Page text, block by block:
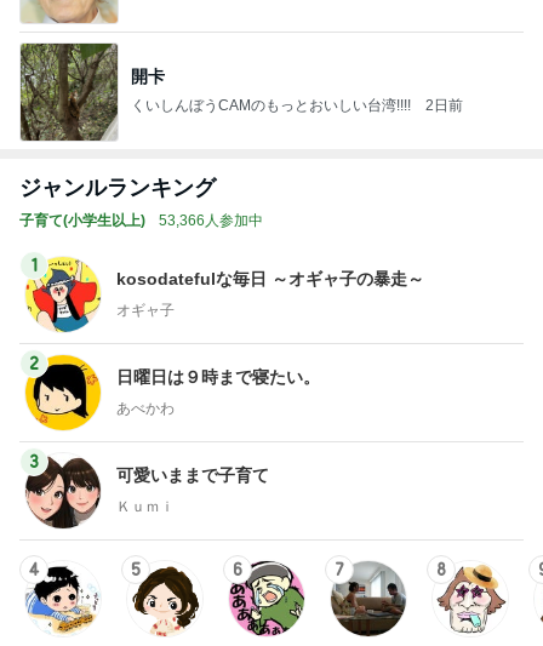
開卡
くいしんぼうCAMのもっとおいしい台湾!!!! 2日前
ジャンルランキング
子育て(小学生以上) 53,366人参加中
1
kosodatefulな毎日 ～オギャ子の暴走～
オギャ子
2
日曜日は９時まで寝たい。
あべかわ
3
可愛いままで子育て
Ｋｕｍｉ
4 5 6 7 8